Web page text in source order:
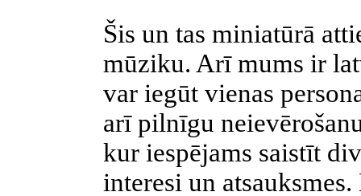
Šis un tas miniatūrā
mūziku. Arī mums ir
var iegūt vienas
arī pilnīgu
kur iespējams saistīt
interesi un